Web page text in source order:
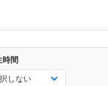
時間